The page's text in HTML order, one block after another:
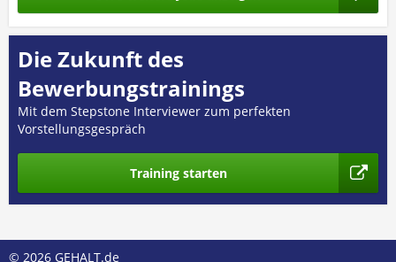
Die Zukunft des
Bewerbungstrainings
Mit dem Stepstone Interviewer zum perfekten
Vorstellungsgespräch
Training starten
© 2026 GEHALT.de